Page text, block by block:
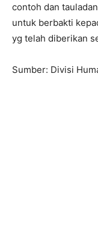
contoh dan
untuk berbakti
yg telah diberikan
Sumber: Divisi